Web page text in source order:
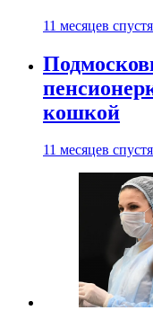
11 месяцев спустя
кошкой
11 месяцев спустя